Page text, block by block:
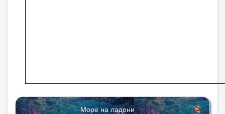
Море на ладони